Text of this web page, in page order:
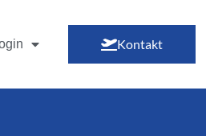
Kontakt